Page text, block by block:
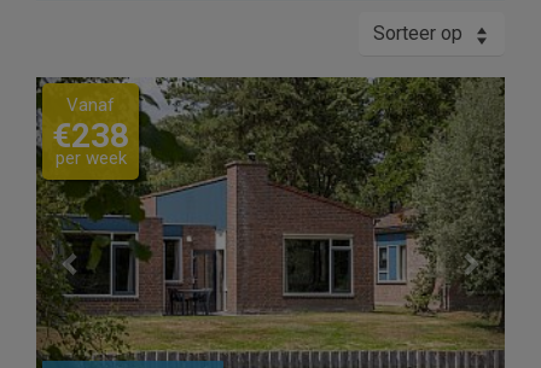
Sorteer op
Previous Next
Vanaf
€238
per week